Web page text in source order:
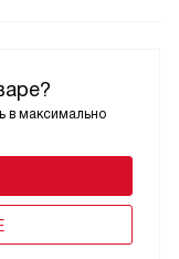
в максимально